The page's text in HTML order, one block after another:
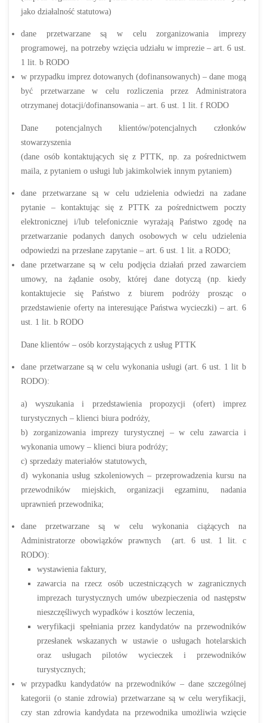
jako działalność statutowa)
dane przetwarzane są w celu zorganizowania imprezy
programowej, na potrzeby wzięcia udziału w imprezie – art. 6 ust.
1 lit. b RODO
w przypadku imprez dotowanych (dofinansowanych) – dane mogą
być przetwarzane w celu rozliczenia przez Administratora
otrzymanej dotacji/dofinansowania – art. 6 ust. 1 lit. f RODO
Dane potencjalnych klientów/potencjalnych członków
stowarzyszenia
(dane osób kontaktujących się z PTTK, np. za pośrednictwem
maila, z pytaniem o usługi lub jakimkolwiek innym pytaniem)
dane przetwarzane są w celu udzielenia odwiedzi na zadane
pytanie – kontaktując się z PTTK za pośrednictwem poczty
elektronicznej i/lub telefonicznie wyrażają Państwo zgodę na
przetwarzanie podanych danych osobowych w celu udzielenia
odpowiedzi na przesłane zapytanie – art. 6 ust. 1 lit. a RODO;
dane przetwarzane są w celu podjęcia działań przed zawarciem
umowy, na żądanie osoby, której dane dotyczą (np. kiedy
kontaktujecie się Państwo z biurem podróży prosząc o
przedstawienie oferty na interesujące Państwa wycieczki) – art. 6
ust. 1 lit. b RODO
Dane klientów – osób korzystających z usług PTTK
dane przetwarzane są w celu wykonania usługi (art. 6 ust. 1 lit b
RODO):
a) wyszukania i przedstawienia propozycji (ofert) imprez
turystycznych – klienci biura podróży,
b) zorganizowania imprezy turystycznej – w celu zawarcia i
wykonania umowy – klienci biura podróży;
c) sprzedaży materiałów statutowych,
d) wykonania usług szkoleniowych – przeprowadzenia kursu na
przewodników miejskich, organizacji egzaminu, nadania
uprawnień przewodnika;
dane przetwarzane są w celu wykonania ciążących na
Administratorze obowiązków prawnych (art. 6 ust. 1 lit. c
RODO):
wystawienia faktury,
zawarcia na rzecz osób uczestniczących w zagranicznych
imprezach turystycznych umów ubezpieczenia od następstw
nieszczęśliwych wypadków i kosztów leczenia,
weryfikacji spełniania przez kandydatów na przewodników
przesłanek wskazanych w ustawie o usługach hotelarskich
oraz usługach pilotów wycieczek i przewodników
turystycznych;
w przypadku kandydatów na przewodników – dane szczególnej
kategorii (o stanie zdrowia) przetwarzane są w celu weryfikacji,
czy stan zdrowia kandydata na przewodnika umożliwia wzięcie